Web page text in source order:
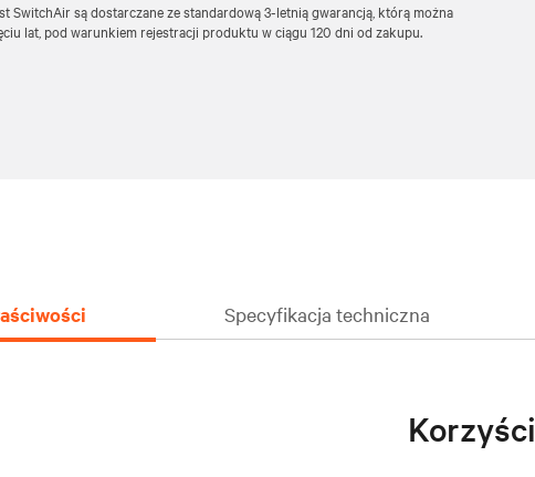
SwitchAir są dostarczane ze standardową 3-letnią gwarancją, którą można
lat, pod warunkiem rejestracji produktu w ciągu 120 dni od zakupu.
Specyfikacja techniczna
Korzyści